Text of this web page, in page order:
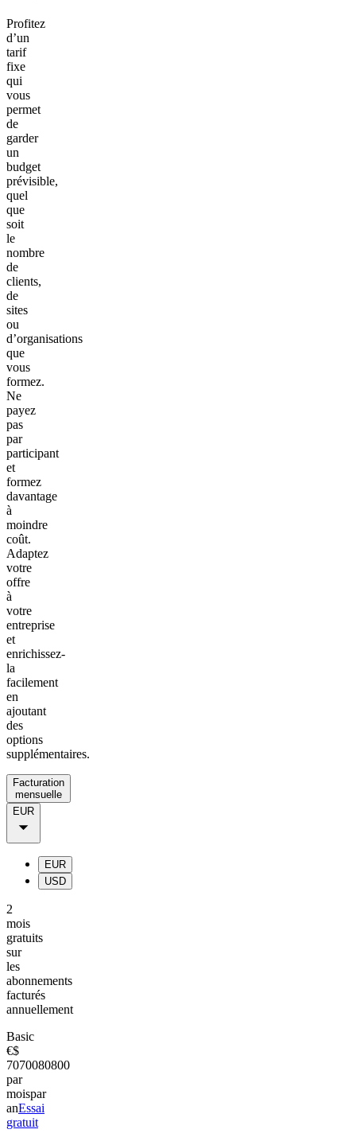
Profitez
d’un
tarif
fixe
qui
vous
permet
de
garder
un
budget
prévisible,
quel
que
soit
le
nombre
de
clients,
de
sites
ou
d’organisations
que
vous
formez.
Ne
payez
pas
par
participant
et
formez
davantage
à
moindre
coût.
Adaptez
votre
offre
à
votre
entreprise
et
enrichissez-
la
facilement
en
ajoutant
des
options
supplémentaires.
Facturation
mensuelle
EUR
EUR
USD
2
mois
gratuits
sur
les
abonnements
facturés
annuellement
Basic
€$
7070080800
par
moispar
anEssai
gratuit